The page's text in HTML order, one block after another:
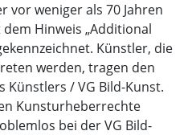
vor weniger als 70 Jahren
Hinweis „Additional
Künstler, die
werden, tragen den
Künstlers / VG Bild-Kunst.
Kunsturheberrechte
bei der VG Bild-